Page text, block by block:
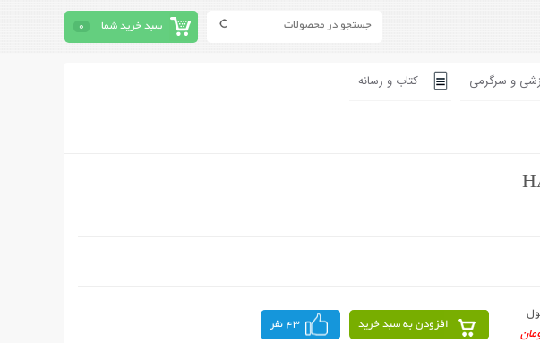
سبد خرید شما 0
و سرگرمی کتاب و رسانه
افزودن به سبد خرید 43 نفر